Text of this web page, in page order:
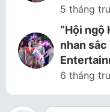
5 tháng
“Hội ngộ
nhan
6 tháng